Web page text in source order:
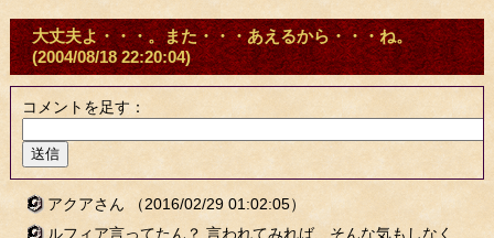
大丈夫よ・・・。また・・・あえるから・・・ね。
(2004/08/18 22:20:04)
コメントを足す：
アクアさん
（2016/02/29 01:02:05）
ルフィア言ってたん？ 言われてみれば、そんな気もしなく